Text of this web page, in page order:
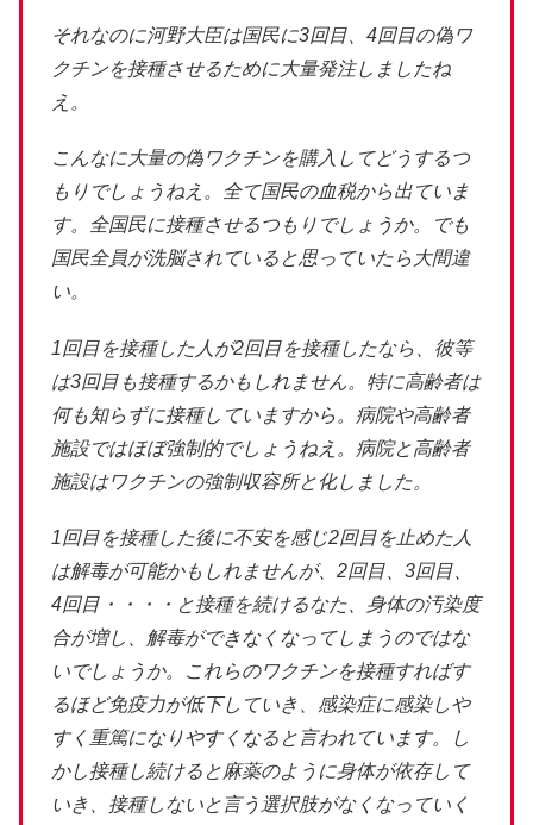
それなのに河野大臣は国民に3回目、4回目の偽ワ
クチンを接種させるために大量発注しましたね
え。
こんなに大量の偽ワクチンを購入してどうするつ
もりでしょうねえ。全て国民の血税から出ていま
す。全国民に接種させるつもりでしょうか。でも
国民全員が洗脳されていると思っていたら大間違
い。
1回目を接種した人が2回目を接種したなら、彼等
は3回目も接種するかもしれません。特に高齢者は
何も知らずに接種していますから。病院や高齢者
施設ではほぼ強制的でしょうねえ。病院と高齢者
施設はワクチンの強制収容所と化しました。
1回目を接種した後に不安を感じ2回目を止めた人
は解毒が可能かもしれませんが、2回目、3回目、
4回目・・・・と接種を続けるなた、身体の汚染度
合が増し、解毒ができなくなってしまうのではな
いでしょうか。これらのワクチンを接種すればす
るほど免疫力が低下していき、感染症に感染しや
すく重篤になりやすくなると言われています。し
かし接種し続けると麻薬のように身体が依存して
いき、接種しないと言う選択肢がなくなっていく